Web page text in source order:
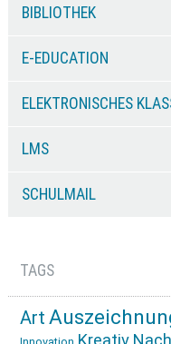
BIBLIOTHEK
E-EDUCATION
ELEKTRONISCHES
LMS
SCHULMAIL
TAGS
Art
Kreativ